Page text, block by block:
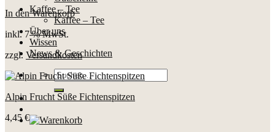
Kaffee – Tee
Kaffee – Tee
Über uns
Wissen
News & Geschichten
Suche
nach:
In den Warenkorb
inkl. 7 % MwSt.
zzgl. Versandkosten
Alpin Frucht Süße Fichtenspitzen
4,45€